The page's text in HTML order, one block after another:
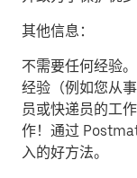
其他信息：
不需要任何经验
经验（例如您从
员或快递员的工
作！通过
入的好方法。